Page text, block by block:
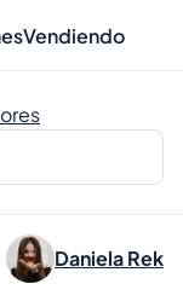
Vendiendo
Daniela Rek